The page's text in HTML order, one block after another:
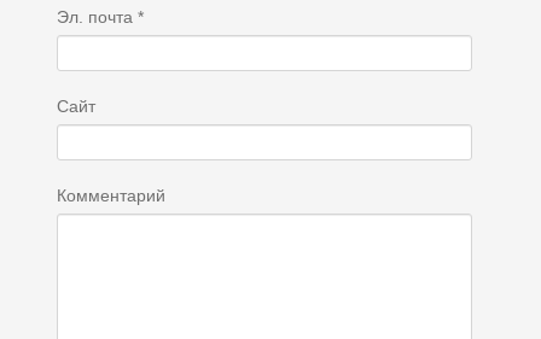
Эл. почта *
Сайт
Комментарий